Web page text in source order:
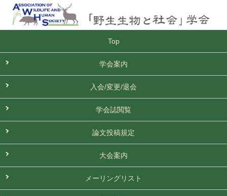
Top
学会案内
入会/変更/退会
学会誌閲覧
論文投稿規定
大会案内
メーリングリスト